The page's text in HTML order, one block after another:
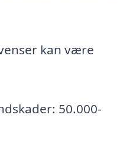
kan være
50.000-